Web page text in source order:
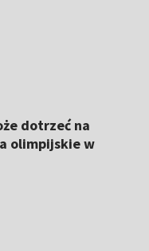
dotrzeć na
olimpijskie w